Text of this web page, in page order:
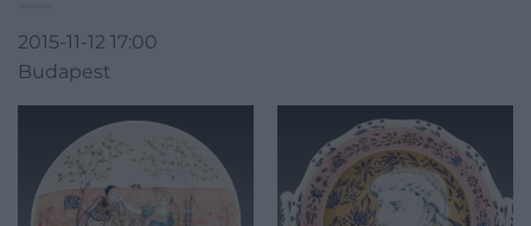
2015-11-12 17:00
Budapest